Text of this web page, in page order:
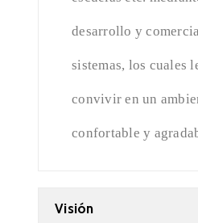
desarrollo y
sistemas, los cuales
convivir en un
confortable y
Visión